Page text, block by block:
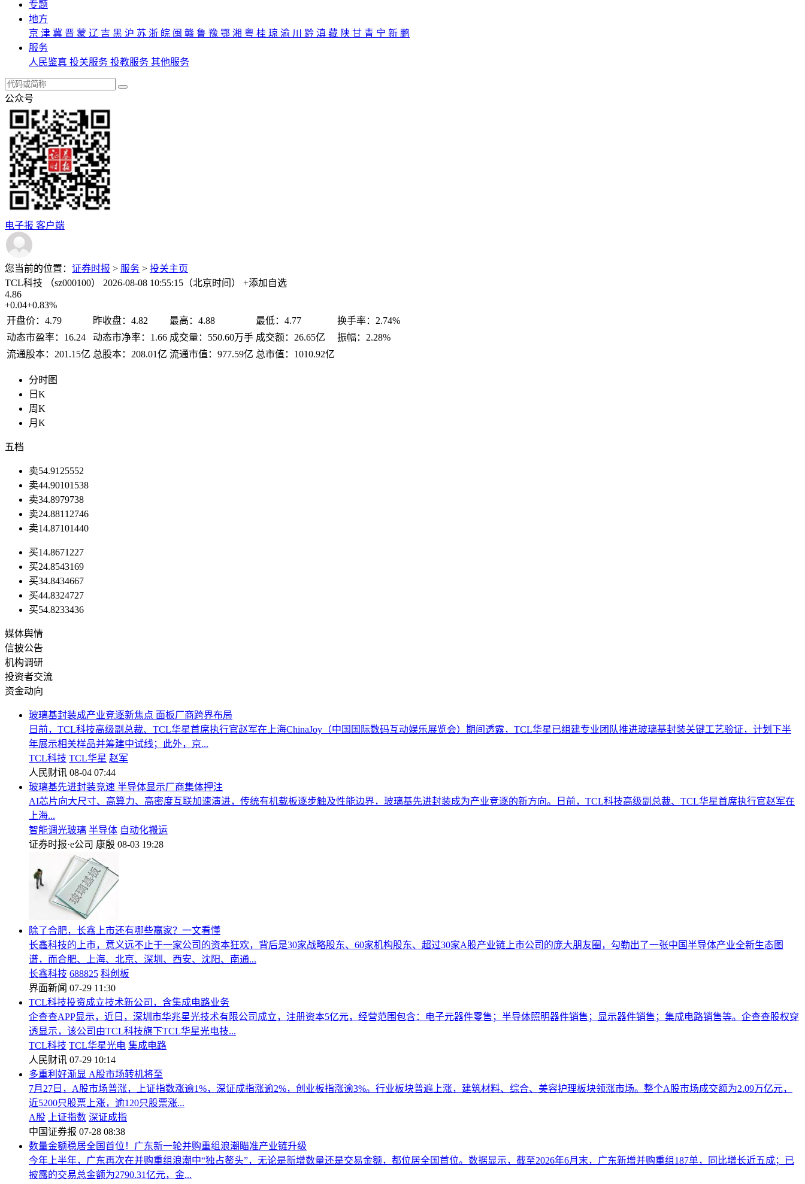
专题
地方
京 津 冀 晋 蒙 辽 吉 黑 沪 苏 浙 皖 闽 赣 鲁 豫 鄂 湘 粤 桂 琼 渝 川 黔 滇 藏 陕 甘 青 宁 新 鹏
服务
人民鉴真 投关服务 投教服务 其他服务
公众号
电子报 客户端
您当前的位置： 证券时报 > 服务 > 投关主页
TCL科技
（sz000100） 2026-08-08 10:55:15（北京时间）
+添加自选
4.86
+0.04+0.83%
开盘价： 4.79 昨收盘： 4.82 最高： 4.88 最低： 4.77 换手率： 2.74%
动态市盈率： 16.24 动态市净率： 1.66 成交量： 550.60万手 成交额： 26.65亿 振幅： 2.28%
流通股本： 201.15亿 总股本： 208.01亿 流通市值： 977.59亿 总市值： 1010.92亿
分时图
日K
周K
月K
五档
卖54.91 25552
卖44.90101538
卖34.8979738
卖24.88112746
卖14.87101440
买14.8671227
买24.8543169
买34.8434667
买44.8324727
买54.8233436
媒体舆情
信披公告
机构调研
投资者交流
资金动向
玻璃基封装成产业竞逐新焦点 面板厂商跨界布局
日前，TCL科技高级副总裁、TCL华星首席执行官赵军在上海ChinaJoy（中国国际数码互动娱乐展览会）期间透露，TCL华星已组建专业团队推进玻璃基封装关键工艺验证，计划下半
年展示相关样品并筹建中试线；此外，京...
TCL科技 TCL华星 赵军
人民财讯 08-04 07:44
玻璃基先进封装竞速 半导体显示厂商集体押注
AI芯片向大尺寸、高算力、高密度互联加速演进，传统有机载板逐步触及性能边界，玻璃基先进封装成为产业竞逐的新方向。日前，TCL科技高级副总裁、TCL华星首席执行官赵军在
上海...
智能调光玻璃 半导体 自动化搬运
证券时报·e公司 康殷 08-03 19:28
除了合肥，长鑫上市还有哪些赢家？一文看懂
长鑫科技的上市，意义远不止于一家公司的资本狂欢，背后是30家战略股东、60家机构股东、超过30家A股产业链上市公司的庞大朋友圈，勾勒出了一张中国半导体产业全新生态图
谱，而合肥、上海、北京、深圳、西安、沈阳、南通...
长鑫科技 688825 科创板
界面新闻 07-29 11:30
TCL科技投资成立技术新公司，含集成电路业务
企查查APP显示，近日，深圳市华兆星光技术有限公司成立，注册资本5亿元，经营范围包含：电子元器件零售；半导体照明器件销售；显示器件销售；集成电路销售等。企查查股权穿
透显示，该公司由TCL科技旗下TCL华星光电技...
TCL科技 TCL华星光电 集成电路
人民财讯 07-29 10:14
多重利好渐显 A股市场转机将至
7月27日，A股市场普涨，上证指数涨逾1%，深证成指涨逾2%，创业板指涨逾3%。行业板块普遍上涨，建筑材料、综合、美容护理板块领涨市场。整个A股市场成交额为2.09万亿元，
近5200只股票上涨，逾120只股票涨...
A股
上证指数 深证成指
中国证券报 07-28 08:38
数量金额稳居全国首位！广东新一轮并购重组浪潮瞄准产业链升级
今年上半年，广东再次在并购重组浪潮中“独占鳌头”，无论是新增数量还是交易金额，都位居全国首位。数据显示，截至2026年6月末，广东新增并购重组187单，同比增长近五成；已
披露的交易总金额为2790.31亿元，金...